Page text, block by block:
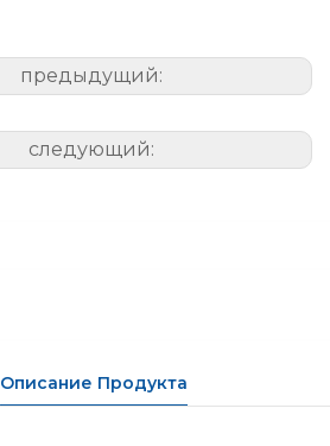
предыдущий:
следующий:
Описание Продукта